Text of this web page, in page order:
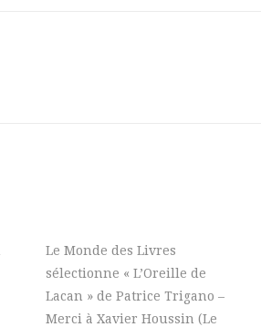
Le Monde des Livres
sélectionne « L’Oreille de
Lacan » de Patrice Trigano –
Merci à Xavier Houssin (Le